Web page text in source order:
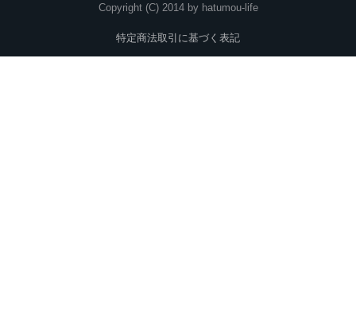
Copyright (C) 2014 by hatumou-life
特定商法取引に基づく表記